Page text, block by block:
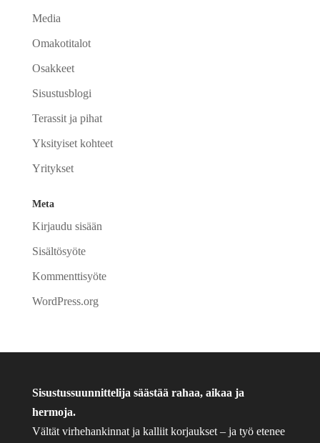
Media
Omakotitalot
Osakkeet
Sisustusblogi
Terassit ja pihat
Yksityiset kohteet
Yritykset
Meta
Kirjaudu sisään
Sisältösyöte
Kommenttisyöte
WordPress.org
Sisustussuunnittelija säästää rahaa, aikaa ja
hermoja.
Vältät virhehankinnat ja kalliit korjaukset – ja työ etenee